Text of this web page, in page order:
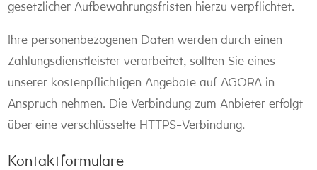
gesetzlicher Aufbewahrungsfristen hierzu verpflichtet.
Ihre personenbezogenen Daten werden durch einen
Zahlungsdienstleister verarbeitet, sollten Sie eines
unserer kostenpflichtigen Angebote auf AGORA in
Anspruch nehmen. Die Verbindung zum Anbieter erfolgt
über eine verschlüsselte HTTPS-Verbindung.
Kontaktformulare